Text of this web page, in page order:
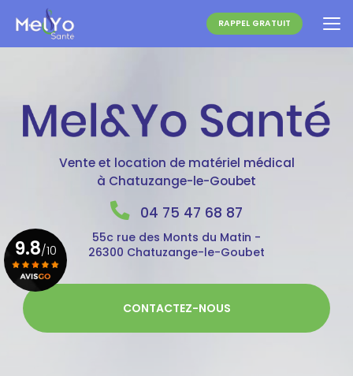
contenu
principal
RAPPEL GRATUIT
Vente et location de matériel médical
à Chatuzange-le-Goubet
04 75 47 68 87
55c rue des Monts du Matin -
26300 Chatuzange-le-Goubet
CONTACTEZ-NOUS
9.8/10
Voir le certificat